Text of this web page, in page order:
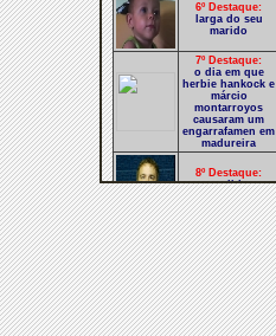
6º Destaque:
larga do seu
marido
7º Destaque:
o dia em que
herbie hankock e
márcio
montarroyos
causaram um
engarrafamen em
madureira
8º Destaque:
sem medida nem
limite
9º Destaque:
disfarço meu
ciúme
10º Destaque:
cabelos brancos